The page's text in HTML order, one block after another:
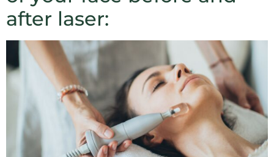
after laser: